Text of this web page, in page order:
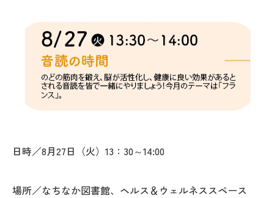
日時／8月27日（火）13：30～14:00
場所／なちなか図書館、ヘルス＆ウェルネススペース